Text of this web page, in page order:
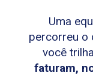
Uma
percorreu o
você
faturam,